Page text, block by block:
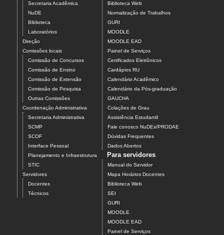
Secretaria Acadêmica
NuDE
Biblioteca
Laboratórios
Direção
Comissões locais
Comissão de Concursos
Comissão de Ensino
Comissão de Extensão
Comissão de Pesquisa
Outras Comissões
Coordenação Administrativa
Secretaria Administrativa
SCMP
SCOF
Interface Pessoal
Planejamento e Infraestrutura
STIC
Servidores
Docentes
Técnicos
Biblioteca Web
Normalização de Trabalhos
GURI
MOODLE
MOODLE EAD
Painel de Serviços
Certificados Eletrônicos
Cardápios RU
Calendário Acadêmico
Calendário da Pós-graduação
GAUCHA
Colações de Grau
Assistência Estudantil
Fale conosco NuDEs/PRODAE
Dúvidas Frequentes
Dados Abertos
Para servidores
Manual do Servidor
Mapa Horários Docentes
Biblioteca Web
SEI
GURI
MOODLE
MOODLE EAD
Painel de Serviços